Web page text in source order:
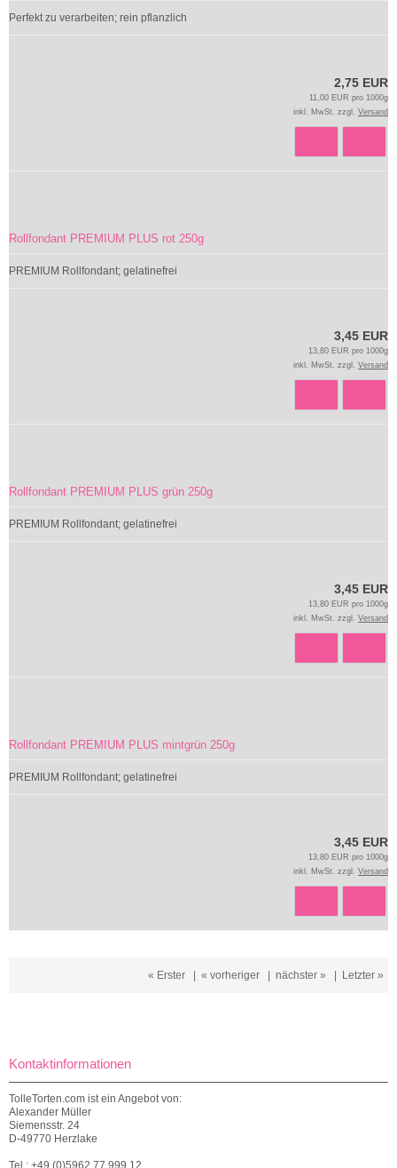
Perfekt zu verarbeiten; rein pflanzlich
2,75 EUR
11,00 EUR pro 1000g
inkl. MwSt. zzgl. Versand
Rollfondant PREMIUM PLUS rot 250g
PREMIUM Rollfondant; gelatinefrei
3,45 EUR
13,80 EUR pro 1000g
inkl. MwSt. zzgl. Versand
Rollfondant PREMIUM PLUS grün 250g
PREMIUM Rollfondant; gelatinefrei
3,45 EUR
13,80 EUR pro 1000g
inkl. MwSt. zzgl. Versand
Rollfondant PREMIUM PLUS mintgrün 250g
PREMIUM Rollfondant; gelatinefrei
3,45 EUR
13,80 EUR pro 1000g
inkl. MwSt. zzgl. Versand
« Erster | « vorheriger | nächster » | Letzter »
Kontaktinformationen
TolleTorten.com ist ein Angebot von:
Alexander Müller
Siemensstr. 24
D-49770 Herzlake
Tel.: +49 (0)5962 77 999 12